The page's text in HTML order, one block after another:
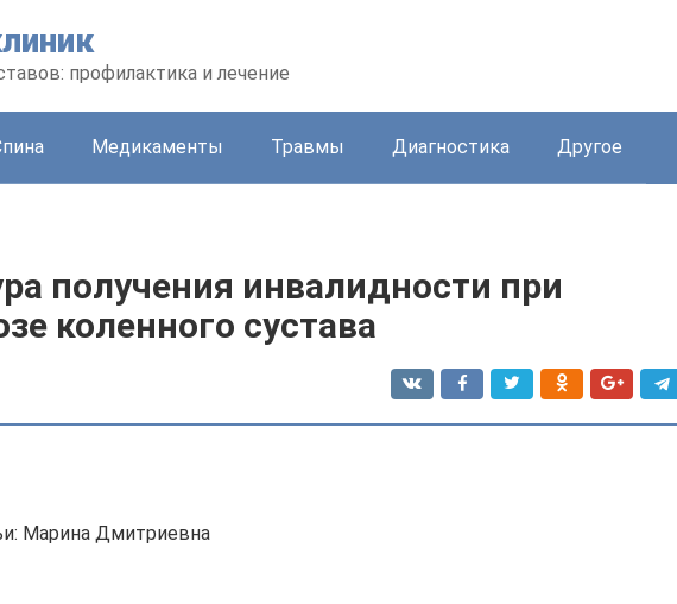
профилактика и лечение
Медикаменты Травмы Диагностика Другое
получения инвалидности при
коленного сустава
Марина Дмитриевна